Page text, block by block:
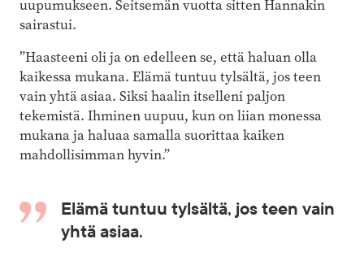
uupumukseen. Seitsemän vuotta sitten Hannakin
sairastui.
”Haasteeni oli ja on edelleen se, että haluan olla
kaikessa mukana. Elämä tuntuu tylsältä, jos teen
vain yhtä asiaa. Siksi haalin itselleni paljon
tekemistä. Ihminen uupuu, kun on liian monessa
mukana ja haluaa samalla suorittaa kaiken
mahdollisimman hyvin.”
Elämä tuntuu tylsältä, jos teen vain
yhtä asiaa.